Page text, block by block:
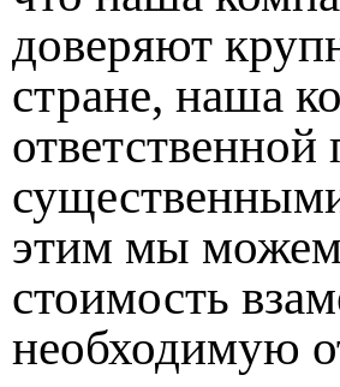
доверяют
стране, наша
этим мы можем
стоимость
необходимую